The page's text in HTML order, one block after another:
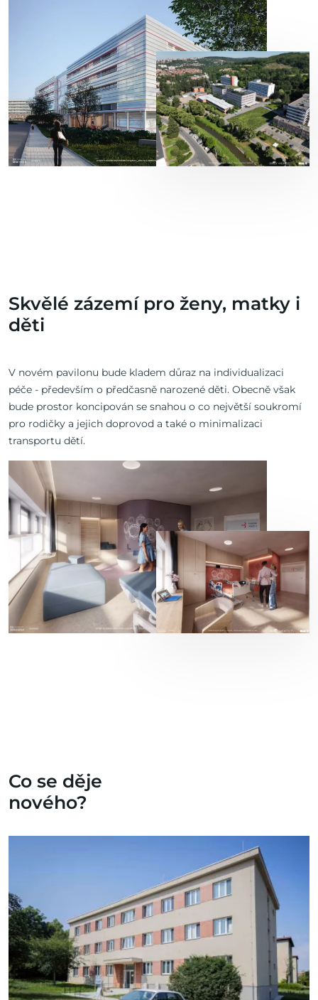
Skvělé zázemí pro ženy, matky i
děti
V novém pavilonu bude kladem důraz na individualizaci
péče - především o předčasně narozené děti. Obecně však
bude prostor koncipován se snahou o co největší soukromí
pro rodičky a jejich doprovod a také o minimalizaci
transportu dětí.
Co se děje
nového?